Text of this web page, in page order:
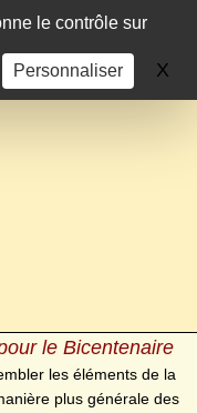
le contrôle sur
Personnaliser X
le Bicentenaire
les éléments de la
plus générale des